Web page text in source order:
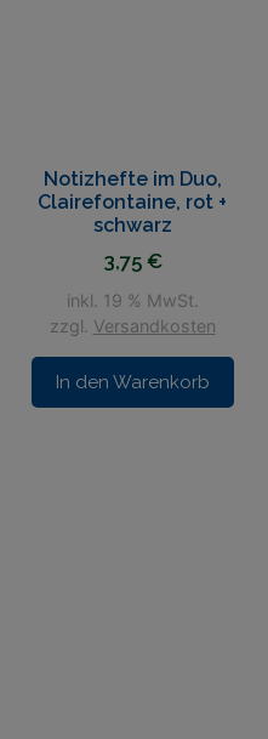
Notizhefte im Duo,
Clairefontaine, rot +
schwarz
3,75 €
inkl. 19 % MwSt.
zzgl. Versandkosten
In den Warenkorb